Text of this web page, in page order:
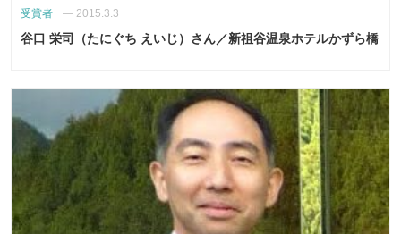
受賞者 — 2015.3.3
谷口 栄司（たにぐち えいじ）さん／新祖谷温泉ホテルかずら橋